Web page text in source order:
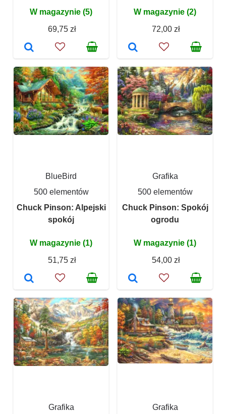
W magazynie (5)
69,75 zł
W magazynie (2)
72,00 zł
BlueBird
500 elementów
Chuck Pinson: Alpejski
spokój
W magazynie (1)
51,75 zł
Grafika
500 elementów
Chuck Pinson: Spokój
ogrodu
W magazynie (1)
54,00 zł
Grafika
Grafika